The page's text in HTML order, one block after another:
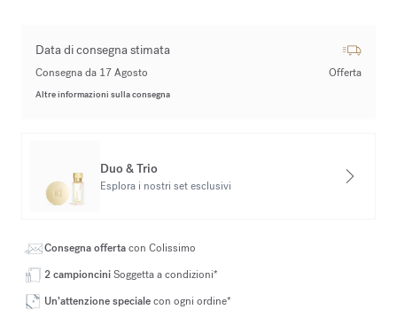
Data di consegna stimata
Consegna da 17 Agosto Offerta
Altre informazioni sulla consegna
Duo & Trio
Esplora i nostri set esclusivi
Consegna offertacon Colissimo
2 campionciniSoggetta a condizioni*
Un’attenzione specialecon ogni ordine*